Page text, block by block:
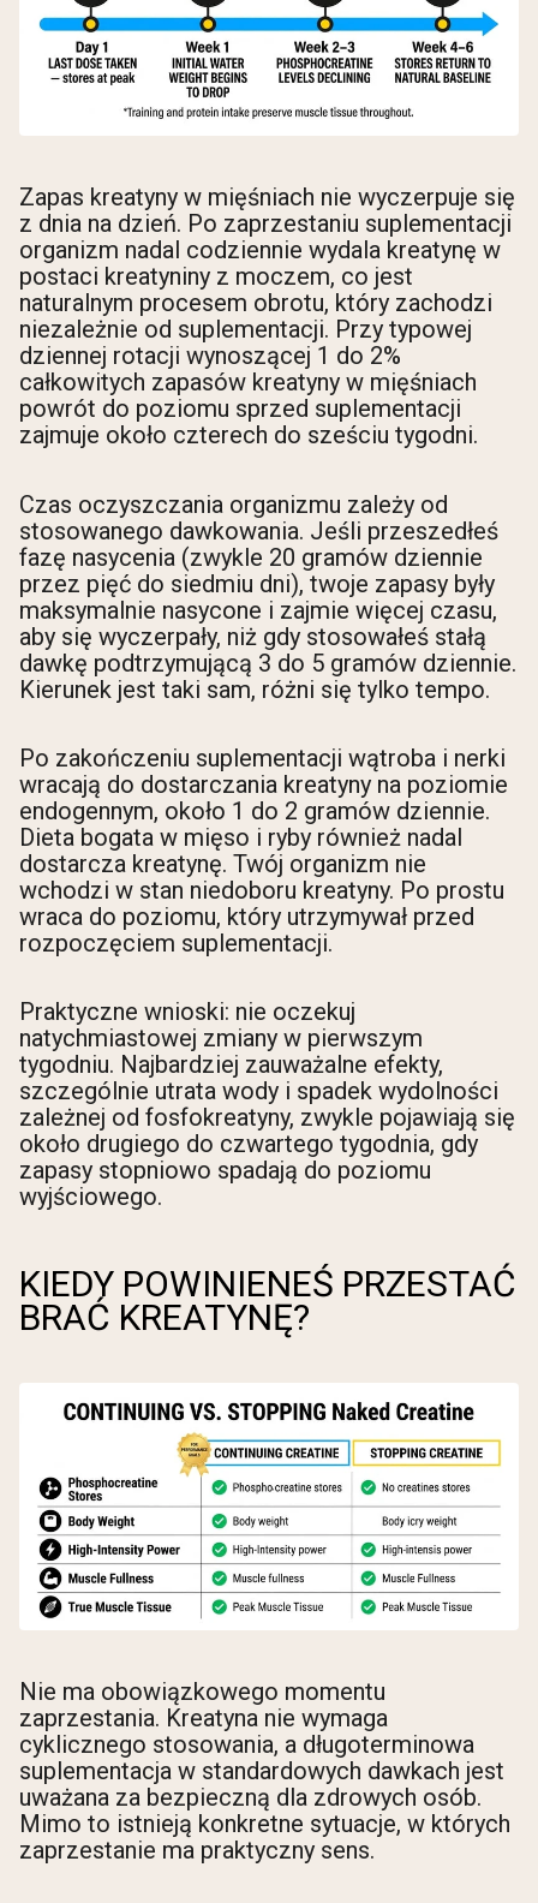
Zapas kreatyny w mięśniach nie wyczerpuje się
z dnia na dzień. Po zaprzestaniu suplementacji
organizm nadal codziennie wydala kreatynę w
postaci kreatyniny z moczem, co jest
naturalnym procesem obrotu, który zachodzi
niezależnie od suplementacji. Przy typowej
dziennej rotacji wynoszącej 1 do 2%
całkowitych zapasów kreatyny w mięśniach
powrót do poziomu sprzed suplementacji
zajmuje około czterech do sześciu tygodni.
Czas oczyszczania organizmu zależy od
stosowanego dawkowania. Jeśli przeszedłeś
fazę nasycenia (zwykle 20 gramów dziennie
przez pięć do siedmiu dni), twoje zapasy były
maksymalnie nasycone i zajmie więcej czasu,
aby się wyczerpały, niż gdy stosowałeś stałą
dawkę podtrzymującą 3 do 5 gramów dziennie.
Kierunek jest taki sam, różni się tylko tempo.
Po zakończeniu suplementacji wątroba i nerki
wracają do dostarczania kreatyny na poziomie
endogennym, około 1 do 2 gramów dziennie.
Dieta bogata w mięso i ryby również nadal
dostarcza kreatynę. Twój organizm nie
wchodzi w stan niedoboru kreatyny. Po prostu
wraca do poziomu, który utrzymywał przed
rozpoczęciem suplementacji.
Praktyczne wnioski: nie oczekuj
natychmiastowej zmiany w pierwszym
tygodniu. Najbardziej zauważalne efekty,
szczególnie utrata wody i spadek wydolności
zależnej od fosfokreatyny, zwykle pojawiają się
około drugiego do czwartego tygodnia, gdy
zapasy stopniowo spadają do poziomu
wyjściowego.
KIEDY POWINIENEŚ PRZESTAĆ
BRAĆ KREATYNĘ?
Nie ma obowiązkowego momentu
zaprzestania. Kreatyna nie wymaga
cyklicznego stosowania, a długoterminowa
suplementacja w standardowych dawkach jest
uważana za bezpieczną dla zdrowych osób.
Mimo to istnieją konkretne sytuacje, w których
zaprzestanie ma praktyczny sens.